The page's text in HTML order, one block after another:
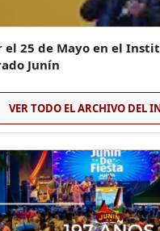
el 25 de Mayo en el
Junín
VER TODO EL ARCHIVO DEL